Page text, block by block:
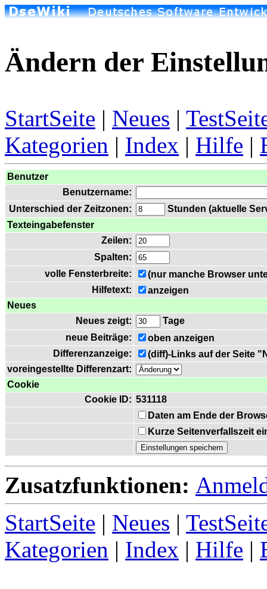
Ändern der
StartSeite | Neues |
Kategorien | Index | Hilfe |
Benutzer
Benutzername:
Unterschied der Zeitzonen:
Stunden (aktuelle
Texteingabefenster
Zeilen:
Spalten:
volle Fensterbreite:
(nur manche Browser
Hilfetext:
anzeigen
Neues
Neues zeigt:
Tage
neue Beiträge:
oben anzeigen
Differenzanzeige:
(diff)-Links auf der Seite
voreingestellte Differenzart:
Cookie
Cookie ID: 531118
Daten am Ende der
Kurze Seitenverfallszeit
Zusatzfunktionen:
StartSeite | Neues |
Kategorien | Index | Hilfe |